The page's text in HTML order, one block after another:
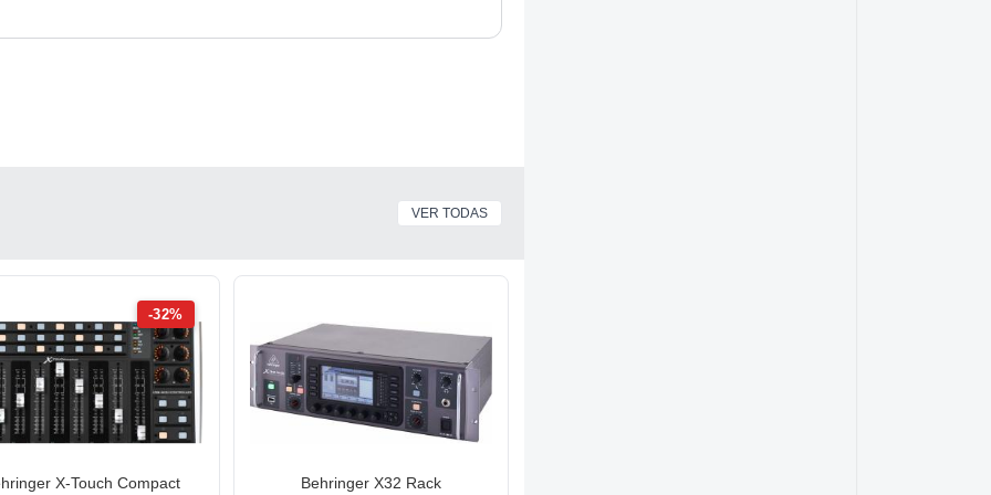
X 1 Uds [8€]
Amarillo, Rojo, Negro, Blanco) X 6 Uds [5€ todos]
VER TODAS
-32%
X-Touch Compact Behringer X32 Rack